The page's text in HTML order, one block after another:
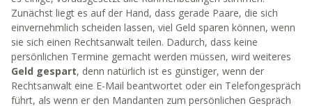
Zunächst liegt es auf der Hand, dass gerade Paare, die sich
einvernehmlich scheiden lassen, viel Geld sparen können, wenn
sie sich einen Rechtsanwalt teilen. Dadurch, dass keine
persönlichen Termine gemacht werden müssen, wird weiteres
Geld gespart, denn natürlich ist es günstiger, wenn der
Rechtsanwalt eine E-Mail beantwortet oder ein Telefongespräch
führt, als wenn er den Mandanten zum persönlichen Gespräch